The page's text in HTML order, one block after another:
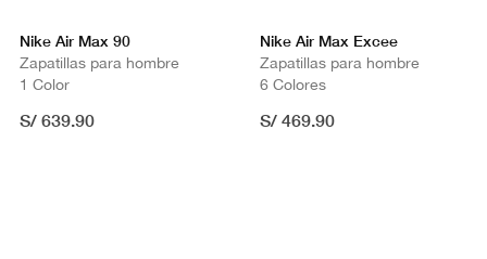
Nike Air Max 90
Zapatillas para hombre
1 Color
S/ 639.90
Nike Air Max Excee
Zapatillas para hombre
6 Colores
S/ 469.90